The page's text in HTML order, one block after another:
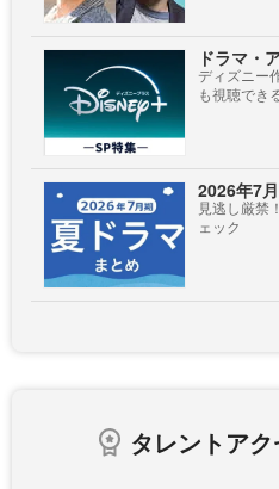
ドラマ・
ディズニー
も視聴でき
2026年7
見逃し厳禁
ェック
タレントア